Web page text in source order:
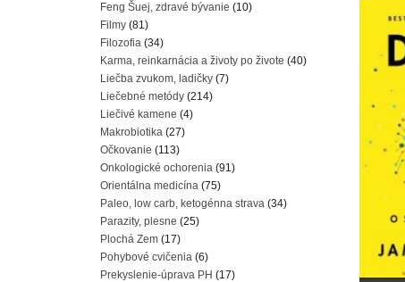
Feng Šuej, zdravé bývanie (10)
Filmy (81)
Filozofia (34)
Karma, reinkarnácia a životy po živote (40)
Liečba zvukom, ladičky (7)
Liečebné metódy (214)
Liečivé kamene (4)
Makrobiotika (27)
Očkovanie (113)
Onkologické ochorenia (91)
Orientálna medicína (75)
Paleo, low carb, ketogénna strava (34)
Parazity, plesne (25)
Plochá Zem (17)
Pohybové cvičenia (6)
Prekyslenie-úprava PH (17)